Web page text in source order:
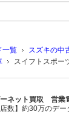
一覧
スズキの中
スイフトスポー
ネット買取 営業
店数】約30万のデ